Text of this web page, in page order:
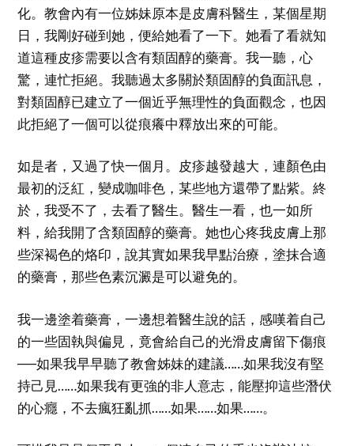
化。教會內有一位姊妹原本是皮膚科醫生，某個星期
日，我剛好碰到她，便給她看了一下。她看了看就知
道這種皮疹需要以含有類固醇的藥膏。我一聽，心
驚，連忙拒絕。我聽過太多關於類固醇的負面訊息，
對類固醇已建立了一個近乎無理性的負面觀念，也因
此拒絕了一個可以從痕癢中釋放出來的可能。
如是者，又過了快一個月。皮疹越發越大，連顏色由
最初的泛紅，變成咖啡色，某些地方還帶了點紫。終
於，我受不了，去看了醫生。醫生一看，也一如所
料，給我開了含類固醇的藥膏。她也心疼我皮膚上那
些深褐色的烙印，說其實如果我早點治療，塗抹合適
的藥膏，那些色素沉澱是可以避免的。
我一邊塗着藥膏，一邊想着醫生說的話，感嘆着自己
的一些固執與偏見，竟會給自己的光滑皮膚留下傷痕
──如果我早早聽了教會姊妹的建議……如果我沒有堅
持己見……如果我有更強的非人意志，能壓抑這些潛伏
的心癮，不去瘋狂亂抓……如果……如果……。